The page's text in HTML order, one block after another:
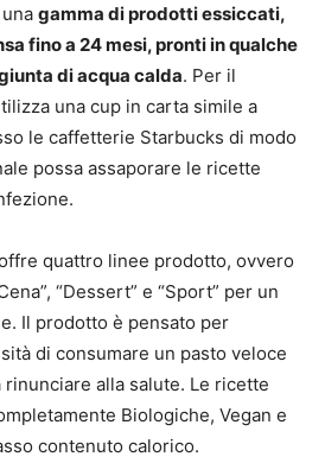
gamma di prodotti essiccati,
fino a 24 mesi, pronti in qualche
di acqua calda. Per il
una cup in carta simile a
le caffetterie Starbucks di modo
possa assaporare le ricette
quattro linee prodotto, ovvero
“Dessert” e “Sport” per un
Il prodotto è pensato per
di consumare un pasto veloce
alla salute. Le ricette
Biologiche, Vegan e
contenuto calorico.